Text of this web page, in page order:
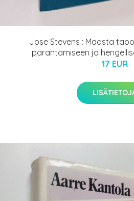
Jose Stevens : Maasta
parantamiseen ja
17 EUR